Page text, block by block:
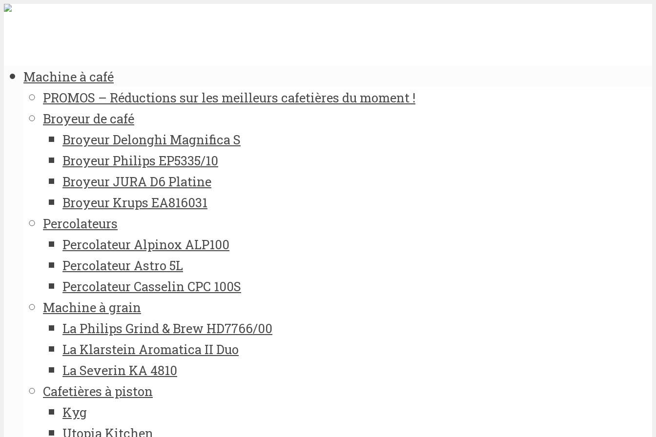
Machine à café
PROMOS – Réductions sur les meilleurs cafetières du moment !
Broyeur de café
Broyeur Delonghi Magnifica S
Broyeur Philips EP5335/10
Broyeur JURA D6 Platine
Broyeur Krups EA816031
Percolateurs
Percolateur Alpinox ALP100
Percolateur Astro 5L
Percolateur Casselin CPC 100S
Machine à grain
La Philips Grind & Brew HD7766/00
La Klarstein Aromatica II Duo
La Severin KA 4810
Cafetières à piston
Kyg
Utopia Kitchen